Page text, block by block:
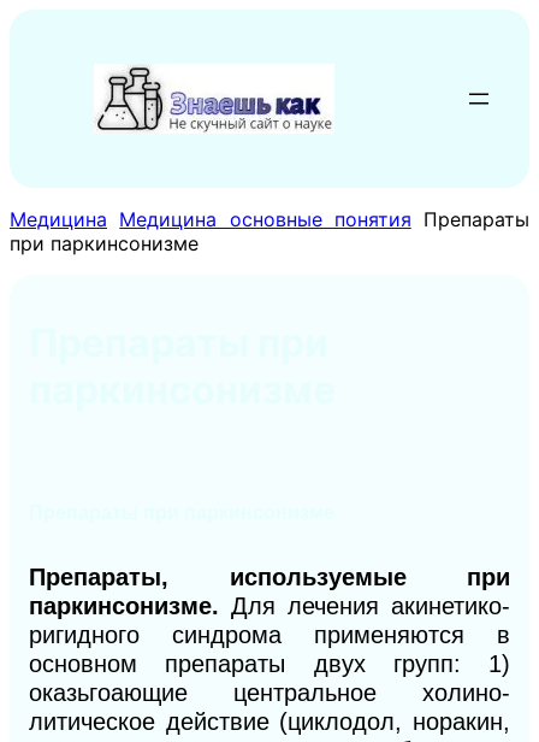
содержимому
Медицина Медицина основные понятия Препараты
при паркинсонизме
Препараты, используемые при
паркинсонизме. Для лечения акинетико-
ригидного синдрома применяются в
основном препараты двух групп: 1)
оказьгоающие центральное холино-
литическое действие (циклодол, норакин,